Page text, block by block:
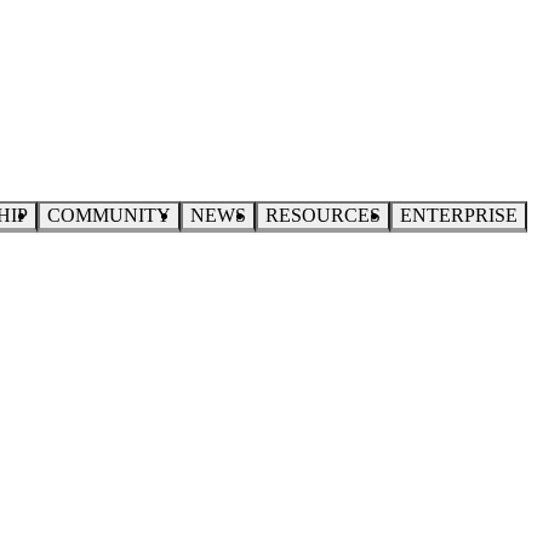
COMMUNITY NEWS RESOURCES ENTERPRISE